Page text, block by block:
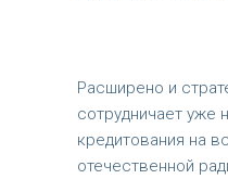
Расширено и
сотрудничает уже
кредитования на
отечественной